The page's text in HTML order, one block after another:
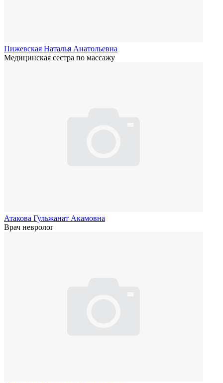
Пижевская Наталья Анатольевна
Медицинская сестра по массажу
Атакова Гульжанат Акамовна
Врач невролог